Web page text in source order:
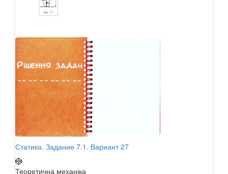
Статика. Задание 7.1. Вариант 27
Теоретична механіка